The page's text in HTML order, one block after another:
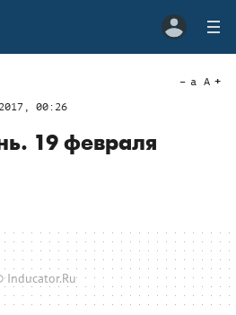
00:26
a A
19 февраля
Inducator.Ru